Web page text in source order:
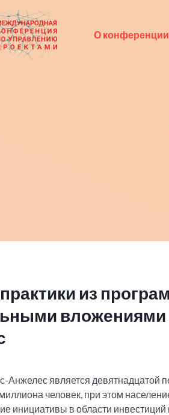
О конференции
из
вложениями
Анжелес является девятнадцатой
человек, при этом
инициативы в области